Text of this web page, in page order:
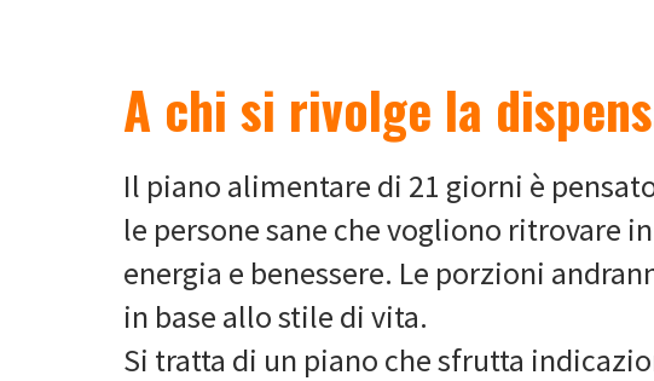
A chi si rivolge la
Il piano alimentare di 21 giorni è
le persone sane che vogliono ritrovare
energia e benessere. Le porzioni
in base allo stile di vita.
Si tratta di un piano che sfrutta